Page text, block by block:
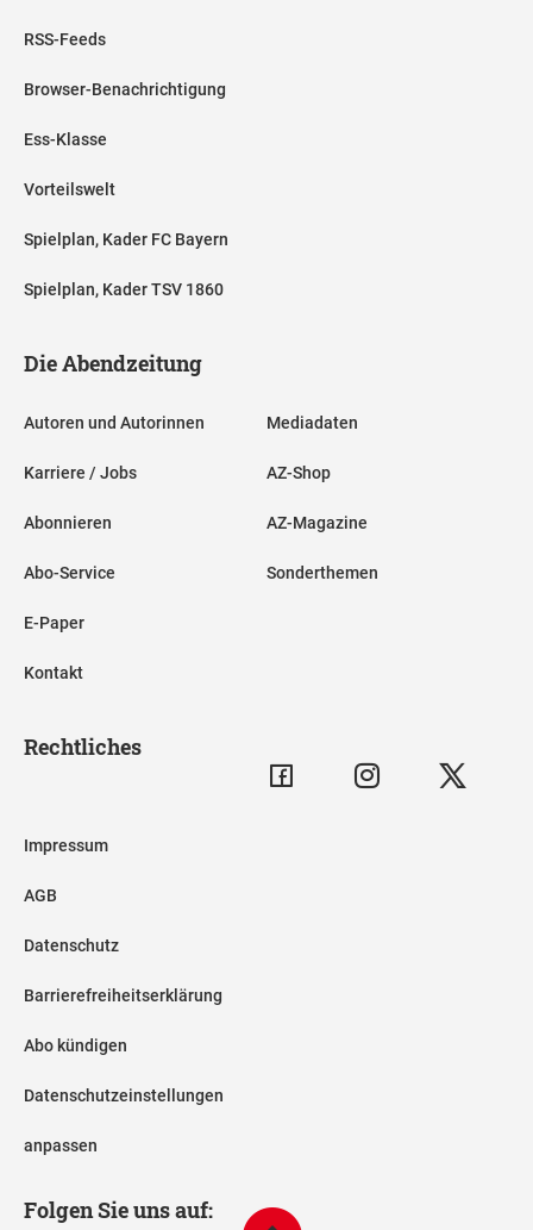
RSS-Feeds
Browser-Benachrichtigung
Ess-Klasse
Vorteilswelt
Spielplan, Kader FC Bayern
Spielplan, Kader TSV 1860
Die Abendzeitung
Autoren und Autorinnen
Karriere / Jobs
Abonnieren
Abo-Service
E-Paper
Kontakt
Mediadaten
AZ-Shop
AZ-Magazine
Sonderthemen
Rechtliches
Impressum
AGB
Datenschutz
Barrierefreiheitserklärung
Abo kündigen
Datenschutzeinstellungen
anpassen
Folgen Sie uns auf: